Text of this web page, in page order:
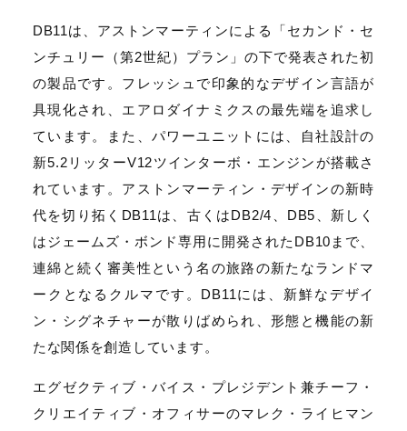
DB11は、アストンマーティンによる「セカンド・セ
ンチュリー（第2世紀）プラン」の下で発表された初
の製品です。フレッシュで印象的なデザイン言語が
具現化され、エアロダイナミクスの最先端を追求し
ています。また、パワーユニットには、自社設計の
新5.2リッターV12ツインターボ・エンジンが搭載さ
れています。アストンマーティン・デザインの新時
代を切り拓くDB11は、古くはDB2/4、DB5、新しく
はジェームズ・ボンド専用に開発されたDB10まで、
連綿と続く審美性という名の旅路の新たなランドマ
ークとなるクルマです。DB11には、新鮮なデザイ
ン・シグネチャーが散りばめられ、形態と機能の新
たな関係を創造しています。
エグゼクティブ・バイス・プレジデント兼チーフ・
クリエイティブ・オフィサーのマレク・ライヒマン